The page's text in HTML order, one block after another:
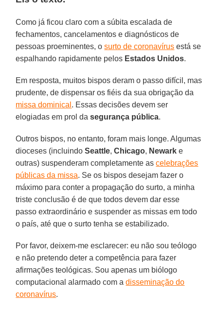
Como já ficou claro com a súbita escalada de
fechamentos, cancelamentos e diagnósticos de
pessoas proeminentes, o surto de coronavírus está se
espalhando rapidamente pelos Estados Unidos.
Em resposta, muitos bispos deram o passo difícil, mas
prudente, de dispensar os fiéis da sua obrigação da
missa dominical . Essas decisões devem ser
elogiadas em prol dasegurança pública.
Outros bispos, no entanto, foram mais longe. Algumas
dioceses (incluindoSeattle,Chicago, Newark e
outras) suspenderam completamente ascelebrações
públicas da missa. Se os bispos desejam fazer o
máximo para conter a propagação do surto, a minha
triste conclusão é de que todos devem dar esse
passo extraordinário e suspender as missas em todo
o país, até que o surto tenha se estabilizado.
Por favor, deixem-me esclarecer: eu não sou teólogo
e não pretendo deter a competência para fazer
afirmações teológicas. Sou apenas um biólogo
computacional alarmado com a disseminação do
coronavírus.